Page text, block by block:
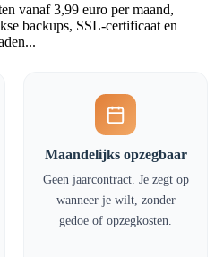
vanaf 3,99 euro per maand,
backups, SSL-certificaat en
Maandelijks opzegbaar
Geen jaarcontract. Je zegt op
wanneer je wilt, zonder
gedoe of opzegkosten.